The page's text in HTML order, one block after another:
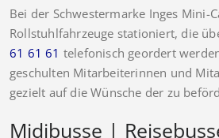
Bei der Schwestermarke Inges Mini-
Rollstuhlfahrzeuge stationiert, die
61 61 61 telefonisch geordert
geschulten Mitarbeiterinnen und
gezielt auf die Wünsche der zu
Midibusse |